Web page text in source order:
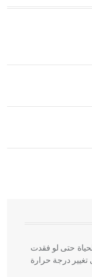
التي ارتبطت
خاصة، حيث يحرص
حتى لو فقدت
تغيير درجة حرارة